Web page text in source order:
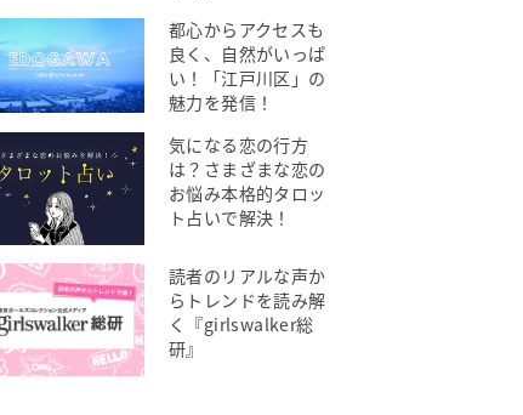
都心からアクセスも
良く、自然がいっぱ
い！「江戸川区」の
魅力を発信！
気になる恋の行方
は？さまざまな恋の
お悩み本格的タロッ
ト占いで解決！
読者のリアルな声か
らトレンドを読み解
く『girlswalker総
研』